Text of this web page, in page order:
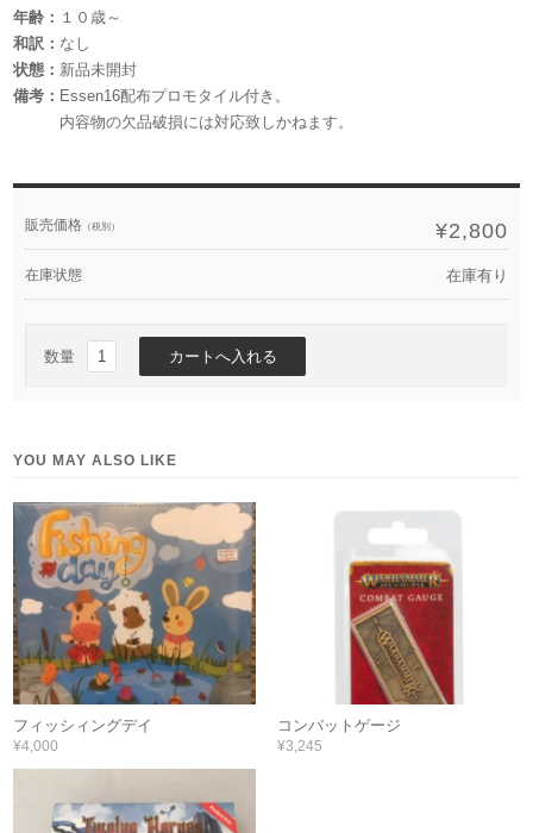
年齢： １０歳～
和訳： なし
状態： 新品未開封
備考： Essen16配布プロモタイル付き。
内容物の欠品破損には対応致しかねます。
販売価格 （税別） ¥2,800
在庫状態 在庫有り
数量
YOU MAY ALSO LIKE
フィッシィングデイ
¥4,000
コンバットゲージ
¥3,245